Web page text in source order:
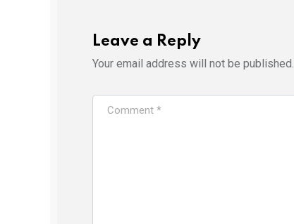
Leave a Reply
Your email address will not be published.